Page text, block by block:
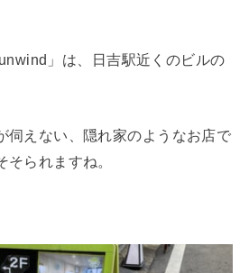
」は、日吉駅近くのビルの
伺えない、隠れ家のようなお店で
られますね。